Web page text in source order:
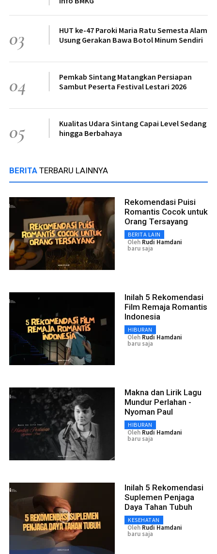
03
HUT ke-47 Paroki Maria Ratu Semesta Alam
Usung Gerakan Bawa Botol Minum Sendiri
04
Pemkab Sintang Matangkan Persiapan
Sambut Peserta Festival Lestari 2026
05
Kualitas Udara Sintang Capai Level Sedang
hingga Berbahaya
BERITA TERBARU LAINNYA
Rekomendasi Puisi
Romantis Cocok untuk
Orang Tersayang
BERITA LAIN
Oleh Rudi Hamdani
baru saja
Inilah 5 Rekomendasi
Film Remaja Romantis
Indonesia
HIBURAN
Oleh Rudi Hamdani
baru saja
Makna dan Lirik Lagu
Mundur Perlahan -
Nyoman Paul
HIBURAN
Oleh Rudi Hamdani
baru saja
Inilah 5 Rekomendasi
Suplemen Penjaga
Daya Tahan Tubuh
KESEHATAN
Oleh Rudi Hamdani
baru saja